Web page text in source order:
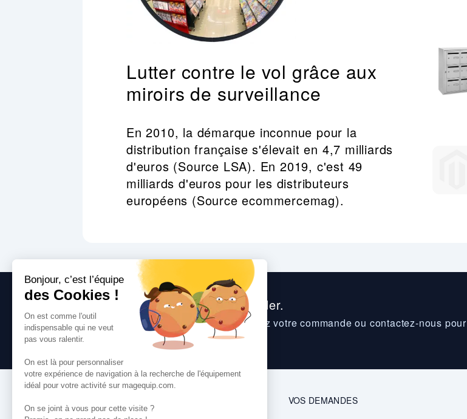
Lutter contre le vol grâce aux
miroirs de surveillance
En 2010, la démarque inconnue pour la
distribution française s'élevait en 4,7 milliards
d'euros (Source LSA). En 2019, c'est 49
milliards d'euros pour les distributeurs
européens (Source ecommercemag).
Nous sommes heureux de vous aider.
Consultez nos questions fréquentes, suivez votre commande ou contactez-nous pour
toute question que vous pourriez avoir.
VOS DEMANDES